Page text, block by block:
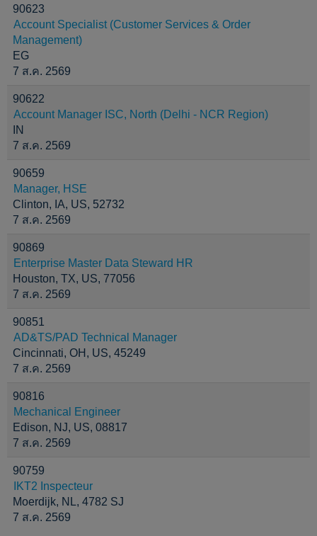
90623
Account Specialist (Customer Services & Order
Management)
EG
7 ส.ค. 2569
90622
Account Manager ISC, North (Delhi - NCR Region)
IN
7 ส.ค. 2569
90659
Manager, HSE
Clinton, IA, US, 52732
7 ส.ค. 2569
90869
Enterprise Master Data Steward HR
Houston, TX, US, 77056
7 ส.ค. 2569
90851
AD&TS/PAD Technical Manager
Cincinnati, OH, US, 45249
7 ส.ค. 2569
90816
Mechanical Engineer
Edison, NJ, US, 08817
7 ส.ค. 2569
90759
IKT2 Inspecteur
Moerdijk, NL, 4782 SJ
7 ส.ค. 2569